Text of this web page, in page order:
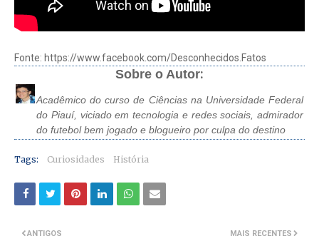
Fonte: https://www.facebook.com/Desconhecidos.Fatos
Sobre o Autor:
Acadêmico do curso de Ciências na Universidade Federal
do Piauí, viciado em tecnologia e redes sociais, admirador
do futebol bem jogado e blogueiro por culpa do destino
Tags: Curiosidades História
MAIS RECENTES
ANTIGOS